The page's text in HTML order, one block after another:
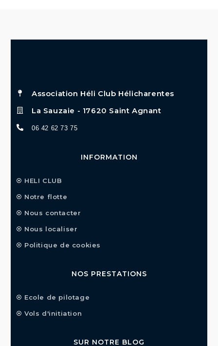
Association Héli Club Hélicharentes
La Sauzaie - 17620 Saint Agnant
06 42 62 73 75
INFORMATION
HELI CLUB
Notre flotte
Nous contacter
Nous localiser
Politique de cookies
NOS PRESTATIONS
Ecole de pilotage
Vols d'initiation
SUR NOTRE BLOG